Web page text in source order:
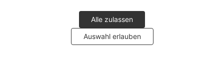
Alle zulassen
Auswahl erlauben